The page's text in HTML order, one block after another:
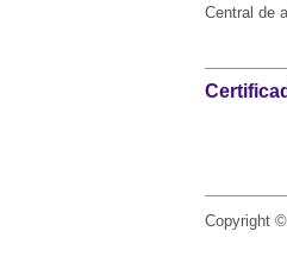
Central de
Copyright